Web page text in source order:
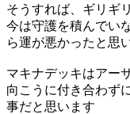
そうすれば、ギリギ
今は守護を積んでい
ら運が悪かったと思
マキナデッキはアー
向こうに付き合わず
事だと思います